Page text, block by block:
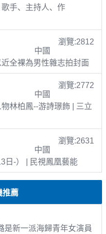
手、主持人、作
瀏覽:2812
中國
全裸為男性雜志拍封面
瀏覽:2772
中國
林柏鳳--游詩璟飾 | 三立
瀏覽:2631
中國
日-） | 民視鳳凰藝能
推薦
是新一派海歸青年女演員